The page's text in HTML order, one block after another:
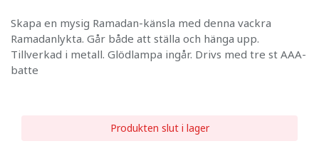
Skapa en mysig Ramadan-känsla med denna vackra
Ramadanlykta. Går både att ställa och hänga upp.
Tillverkad i metall. Glödlampa ingår. Drivs med tre st AAA-
batte
Produkten slut i lager